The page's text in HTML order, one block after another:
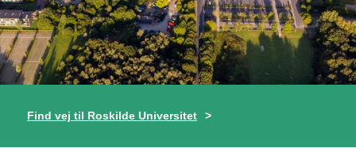
Find vej til Roskilde Universitet